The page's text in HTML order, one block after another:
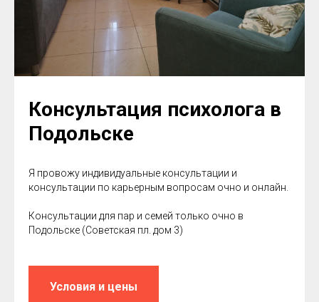
Консультация психолога в
Подольске
Я провожу индивидуальные консультации и
консультации по карьерным вопросам очно и онлайн.
Консультации для пар и семей только очно в
Подольске (Советская пл. дом 3)
Условия и цены